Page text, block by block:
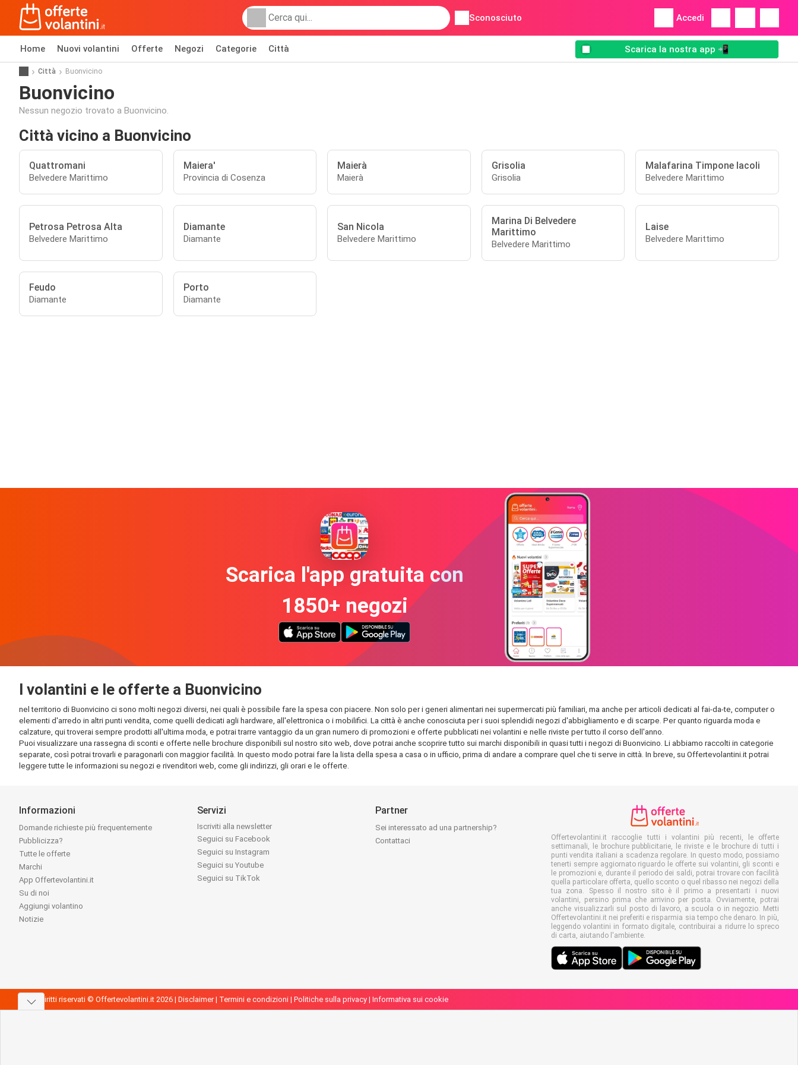
Sconosciuto Accedi
Home Nuovi volantini Offerte Negozi Categorie Città Scarica la nostra app 📲
Città Buonvicino
Buonvicino
Nessun negozio trovato a Buonvicino.
Città vicino a Buonvicino
Quattromani
Belvedere Marittimo
Maiera'
Provincia di Cosenza
Maierà
Maierà
Grisolia
Grisolia
Malafarina Timpone Iacoli
Belvedere Marittimo
Petrosa Petrosa Alta
Belvedere Marittimo
Diamante
Diamante
San Nicola
Belvedere Marittimo
Marina Di Belvedere
Marittimo
Belvedere Marittimo
Laise
Belvedere Marittimo
Feudo
Diamante
Porto
Diamante
Scarica l'app gratuita con
1850+ negozi
I volantini e le offerte a Buonvicino
nel territorio di Buonvicino ci sono molti negozi diversi, nei quali è possibile fare la spesa con piacere. Non solo per i generi alimentari nei supermercati più familiari, ma anche per articoli dedicati al fai-da-te, computer o
elementi d'arredo in altri punti vendita, come quelli dedicati agli hardware, all'elettronica o i mobilifici. La città è anche conosciuta per i suoi splendidi negozi d'abbigliamento e di scarpe. Per quanto riguarda moda e
calzature, qui troverai sempre prodotti all'ultima moda, e potrai trarre vantaggio da un gran numero di promozioni e offerte pubblicati nei volantini e nelle riviste per tutto il corso dell'anno.
Puoi visualizzare una rassegna di sconti e offerte nelle brochure disponibili sul nostro sito web, dove potrai anche scoprire tutto sui marchi disponibili in quasi tutti i negozi di Buonvicino. Li abbiamo raccolti in categorie
separate, così potrai trovarli e paragonarli con maggior facilità. In questo modo potrai fare la lista della spesa a casa o in ufficio, prima di andare a comprare quel che ti serve in città. In breve, su Offertevolantini.it potrai
leggere tutte le informazioni su negozi e rivenditori web, come gli indirizzi, gli orari e le offerte.
Informazioni
Domande richieste più frequentemente
Pubblicizza?
Tutte le offerte
Marchi
App Offertevolantini.it
Su di noi
Aggiungi volantino
Notizie
Servizi
Iscriviti alla newsletter
Seguici su Facebook
Seguici su Instagram
Seguici su Youtube
Seguici su TikTok
Partner
Sei interessato ad una partnership?
Contattaci
Offertevolantini.it raccoglie tutti i volantini più recenti, le offerte
settimanali, le brochure pubblicitarie, le riviste e le brochure di tutti i
punti vendita italiani a scadenza regolare. In questo modo, possiamo
tenerti sempre aggiornato riguardo le offerte sui volantini, gli sconti e
le promozioni e, durante il periodo dei saldi, potrai trovare con facilità
quella particolare offerta, quello sconto o quel ribasso nei negozi della
tua zona. Spesso il nostro sito è il primo a presentarti i nuovi
volantini, persino prima che arrivino per posta. Ovviamente, potrai
anche visualizzarli sul posto di lavoro, a scuola o in negozio. Metti
Offertevolantini.it nei preferiti e risparmia sia tempo che denaro. In più,
leggendo volantini in formato digitale, contribuirai a ridurre lo spreco
di carta, aiutando l'ambiente.
Tutti i diritti riservati © Offertevolantini.it 2026 | Disclaimer| Termini e condizioni | Politiche sulla privacy | Informativa sui cookie